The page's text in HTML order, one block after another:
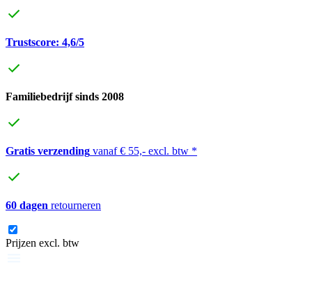
Trustscore: 4,6/5
Familiebedrijf sinds 2008
Gratis verzending vanaf € 55,- excl. btw *
60 dagen retourneren
Prijzen excl. btw